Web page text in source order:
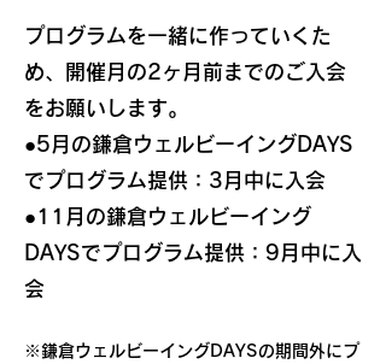
プログラムを一緒に作っていくた
め、開催月の2ヶ月前までのご入会
をお願いします。
●5月の鎌倉ウェルビーイングDAYS
でプログラム提供：3月中に入会
●11月の鎌倉ウェルビーイング
DAYSでプログラム提供：9月中に入
会
※鎌倉ウェルビーイングDAYSの期間外にプ